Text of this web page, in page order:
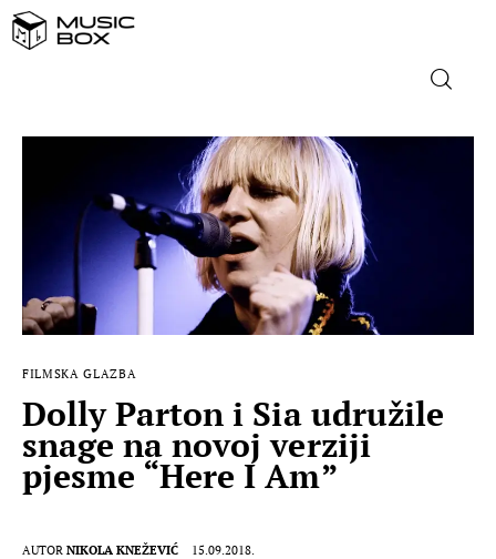
NASLOVNICA
DOMAĆA GLAZBA
STRANA GLAZBA
FILM
MUSIC BOX
FILMSKA GLAZBA
Dolly Parton i Sia udružile
snage na novoj verziji
pjesme “Here I Am”
AUTOR NIKOLA KNEŽEVIĆ 15.09.2018.